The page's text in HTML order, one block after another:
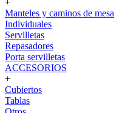
+
Manteles y caminos de mesa
Individuales
Servilletas
Repasadores
Porta servilletas
ACCESORIOS
+
Cubiertos
Tablas